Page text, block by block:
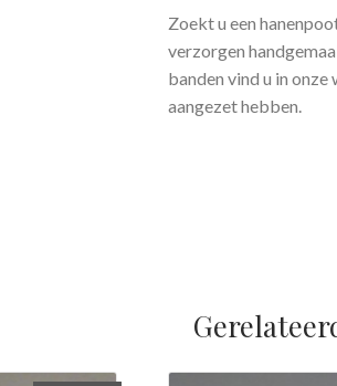
Zoekt u een
verzorgen
banden vind u in
aangezet hebben.